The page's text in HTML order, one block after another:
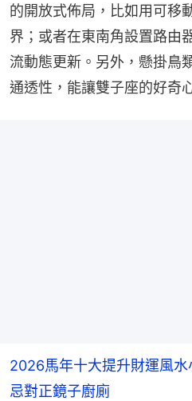
的開放式佈局，比如用可移
界；或者在東南角設置路由
流動態更新。另外，懸掛鳥
通透性，能讓雙子座的好奇
2026馬年十大提升財運風
忌對正鏡子廚廁